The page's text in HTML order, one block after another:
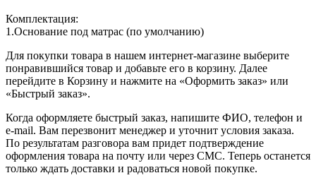
Комплектация:
1.Основание под матрас (по умолчанию)
Для покупки товара в нашем интернет-магазине выберите
понравившийся товар и добавьте его в корзину. Далее
перейдите в Корзину и нажмите на «Оформить заказ» или
«Быстрый заказ».
Когда оформляете быстрый заказ, напишите ФИО, телефон и
e-mail. Вам перезвонит менеджер и уточнит условия заказа.
По результатам разговора вам придет подтверждение
оформления товара на почту или через СМС. Теперь останется
только ждать доставки и радоваться новой покупке.